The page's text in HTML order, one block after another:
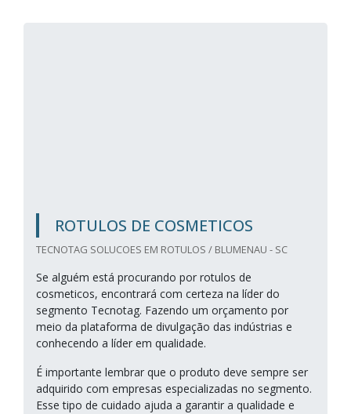
ROTULOS DE COSMETICOS
TECNOTAG SOLUCOES EM ROTULOS / BLUMENAU - SC
Se alguém está procurando por rotulos de
cosmeticos, encontrará com certeza na líder do
segmento Tecnotag. Fazendo um orçamento por
meio da plataforma de divulgação das indústrias e
conhecendo a líder em qualidade.
É importante lembrar que o produto deve sempre ser
adquirido com empresas especializadas no segmento.
Esse tipo de cuidado ajuda a garantir a qualidade e